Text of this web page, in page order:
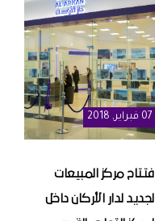
07 فبراير, 2018
افتتاح مركز المبيعات
الجديد لدار الأركان داخل